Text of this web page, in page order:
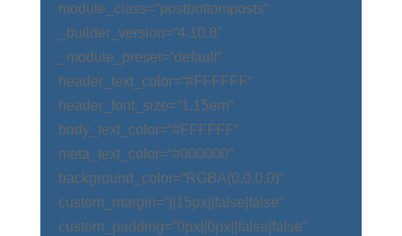
module_class=“postbottomposts“
_builder_version=“4.10.8″
_module_preset=“default“
header_text_color=“#FFFFFF“
header_font_size=“1.15em“
body_text_color=“#FFFFFF“
meta_text_color=“#000000″
background_color=“RGBA(0,0,0,0)“
custom_margin=“||15px||false|false“
custom_padding=“0px||0px||false|false“